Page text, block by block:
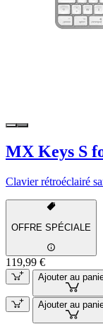
MX Keys S
Clavier rétroéclairé
OFFRE SPÉCIALE
119,99 €
Ajouter au
Ajouter au